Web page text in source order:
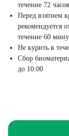
течение 72
Перед взятием
рекомендуется
течение 60
Не курить в
Сбор
до 10:00